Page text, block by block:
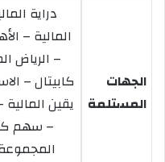
الجهات
المستلمة
دراية
المالية –
– الرياض
كابيتال –
يقين المالية
– سهم